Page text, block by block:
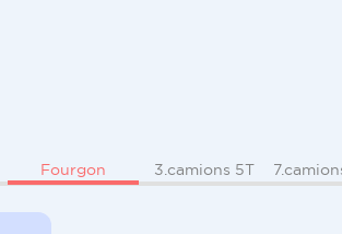
Fourgon 3.camions 5T